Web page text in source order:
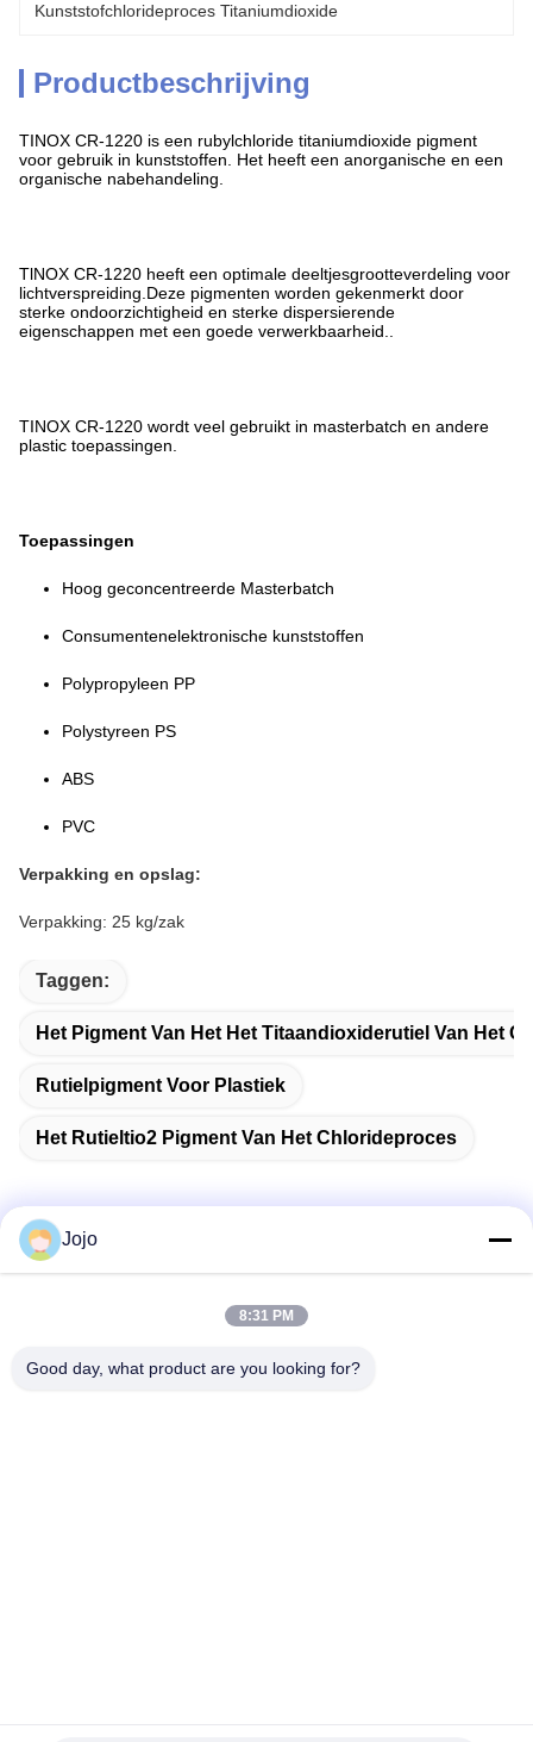
Kunststofchlorideproces Titaniumdioxide
Productbeschrijving
TINOX CR-1220 is een rubylchloride titaniumdioxide pigment
voor gebruik in kunststoffen. Het heeft een anorganische en een
organische nabehandeling.
TlNOX CR-1220 heeft een optimale deeltjesgrootteverdeling voor
lichtverspreiding.Deze pigmenten worden gekenmerkt door
sterke ondoorzichtigheid en sterke dispersierende
eigenschappen met een goede verwerkbaarheid..
TINOX CR-1220 wordt veel gebruikt in masterbatch en andere
plastic toepassingen.
Toepassingen
Hoog geconcentreerde Masterbatch
Consumentenelektronische kunststoffen
Polypropyleen PP
Polystyreen PS
ABS
PVC
Verpakking en opslag:
Verpakking: 25 kg/zak
Taggen:
Het Pigment Van Het Het Titaandioxiderutiel Van Het
Rutielpigment Voor Plastiek
Het Rutieltio2 Pigment Van Het Chlorideproces
1st Verdieping, No.40, No.69, de Middenstraat van
Jojo
8:31 PM
Good day, what product are you looking for?